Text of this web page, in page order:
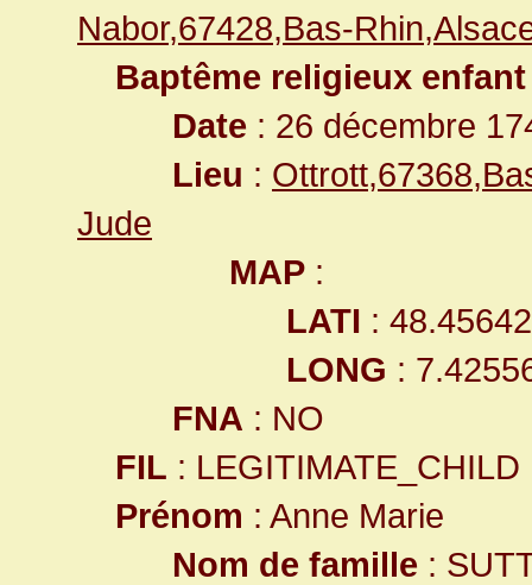
Nabor,67428,Bas-
Baptême religieux enfant
Date : 26 décembre
Lieu :
Jude
MAP :
LATI :
LONG :
FNA : NO
FIL : LEGITIMATE_CHILD
Prénom : Anne Marie
Nom de famille :